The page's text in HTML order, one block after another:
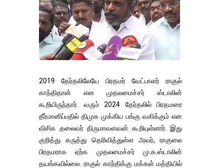
2019 தேர்தலிலேயே பிரதமர் வேட்பாளர் ராகுல்
காந்திதான் என முதலமைச்சர் ஸ்டாலின்
கூறியிருந்தார். வரும் 2024 தேர்தலில் பிரதமரை
தீர்மானிப்பதில் திமுக முக்கிய பங்கு வகிக்கும் என
விசிக தலைவர் திருமாவளவன் கூறியுள்ளார். இது
குறித்து கருத்து தெரிவித்துள்ள அவர், ராகுலை
பிரதமராக ஏற்க முதலமைச்சர் மு.க.ஸ்டாலின்
தயங்கவில்லை. ராகுல் காந்திக்கு மக்கள் மத்தியில்